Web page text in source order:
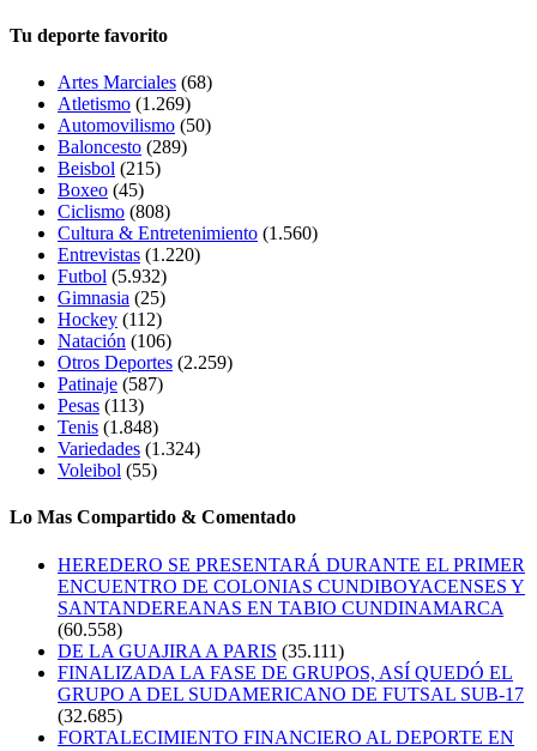
Tu deporte favorito
Artes Marciales (68)
Atletismo (1.269)
Automovilismo (50)
Baloncesto (289)
Beisbol (215)
Boxeo (45)
Ciclismo (808)
Cultura & Entretenimiento (1.560)
Entrevistas (1.220)
Futbol (5.932)
Gimnasia (25)
Hockey (112)
Natación (106)
Otros Deportes (2.259)
Patinaje (587)
Pesas (113)
Tenis (1.848)
Variedades (1.324)
Voleibol (55)
Lo Mas Compartido & Comentado
HEREDERO SE PRESENTARÁ DURANTE EL PRIMER
ENCUENTRO DE COLONIAS CUNDIBOYACENSES Y
SANTANDEREANAS EN TABIO CUNDINAMARCA
(60.558)
DE LA GUAJIRA A PARIS (35.111)
FINALIZADA LA FASE DE GRUPOS, ASÍ QUEDÓ EL
GRUPO A DEL SUDAMERICANO DE FUTSAL SUB-17
(32.685)
FORTALECIMIENTO FINANCIERO AL DEPORTE EN